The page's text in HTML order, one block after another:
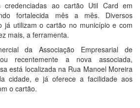
ao cartão Util Card em
fortalecida mês a mês. Diversos
já utilizam o cartão no município e com
mais, a ferramenta.
da Associação Empresarial de
recentemente a nova associada,
está localizada na Rua Manoel Moreira
cidade, e já oferece a facilidade aos
o cartão.